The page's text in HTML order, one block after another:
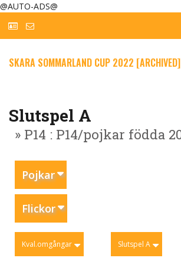
@AUTO-ADS@
SKARA SOMMARLAND CUP 2022 [ARCHIVED]
Slutspel A
» P14 : P14/pojkar födda
Pojkar
Flickor
Kval.omgångar Slutspel A